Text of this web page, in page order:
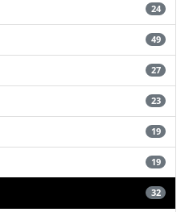
24
49
27
23
19
19
32